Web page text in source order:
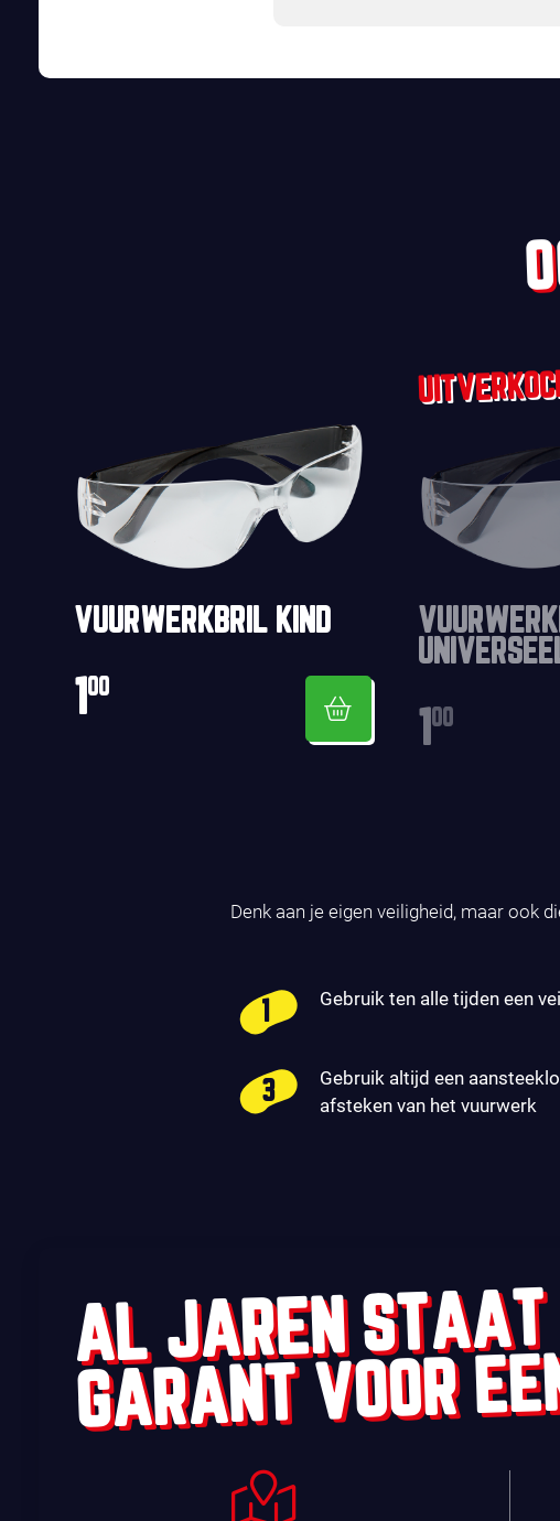
VUURWERKBRIL KIND
1 00
1 00
Denk aan je eigen veiligheid, maar ook
Gebruik ten alle tijden een
Gebruik altijd een
afsteken van het vuurwerk
AL JAREN
GARANT VOOR